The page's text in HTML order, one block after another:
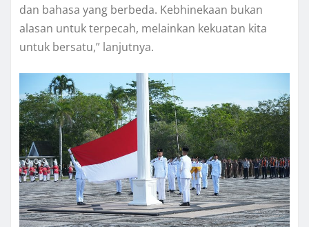
dan bahasa yang berbeda. Kebhinekaan bukan
alasan untuk terpecah, melainkan kekuatan kita
untuk bersatu,” lanjutnya.